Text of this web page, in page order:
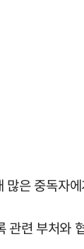
은 중독자
련 부처와